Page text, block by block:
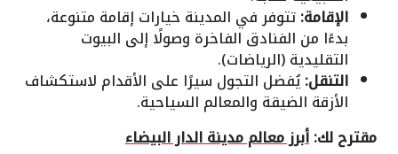
الإقامة:تتوفر في المدينة خيارات إقامة متنوعة،
بدءًا من الفنادق الفاخرة وصولًا إلى البيوت
التقليدية (الرياضات).
التنقل:يُفضل التجول سيرًا على الأقدام لاستكشاف
الأزقة الضيقة والمعالم السياحية.
مقترح لك:أبرز معالم مدينة الدار البيضاء